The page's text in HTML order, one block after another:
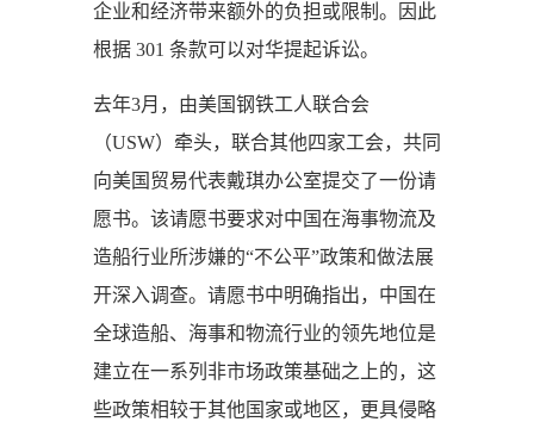
企业和经济带来额外的负担或限制。因此
根据 301 条款可以对华提起诉讼。
去年3月，由美国钢铁工人联合会
（USW）牵头，联合其他四家工会，共同
向美国贸易代表戴琪办公室提交了一份请
愿书。该请愿书要求对中国在海事物流及
造船行业所涉嫌的“不公平”政策和做法展
开深入调查。请愿书中明确指出，中国在
全球造船、海事和物流行业的领先地位是
建立在一系列非市场政策基础之上的，这
些政策相较于其他国家或地区，更具侵略